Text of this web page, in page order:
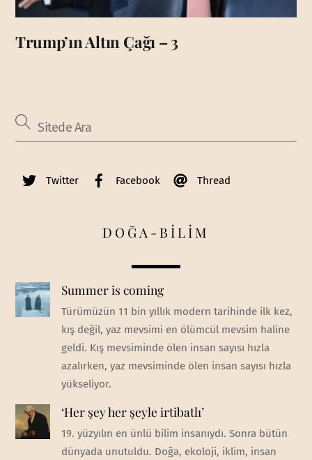
Trump’ın Altın Çağı – 3
Twitter Facebook Thread
DOĞA-BİLİM
Summer is coming
Türümüzün 11 bin yıllık modern tarihinde ilk kez,
kış değil, yaz mevsimi en ölümcül mevsim haline
geldi. Kış mevsiminde ölen insan sayısı hızla
azalırken, yaz mevsiminde ölen insan sayısı hızla
yükseliyor.
‘Her şey her şeyle irtibatlı’
19. yüzyılın en ünlü bilim insanıydı. Sonra bütün
dünyada unutuldu. Doğa, ekoloji, iklim, insan